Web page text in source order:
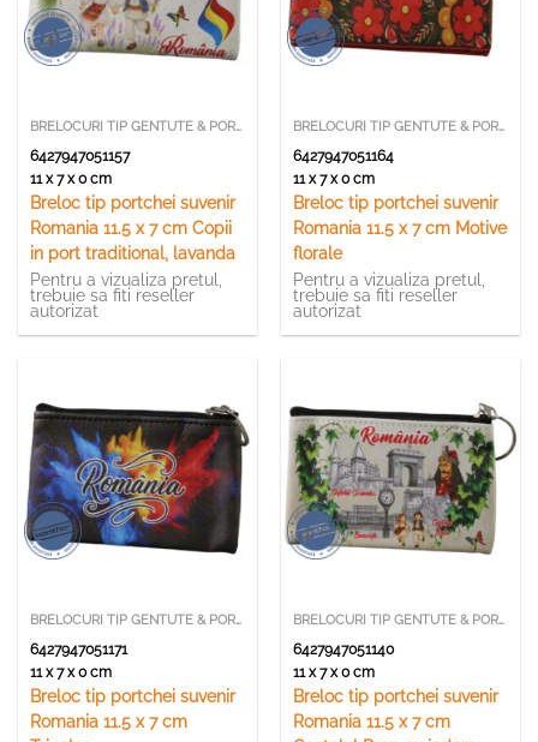
BRELOCURI TIP GENTUTE & PORTCHEI
6427947051157
11 x 7 x 0 cm
Breloc tip portchei suvenir
Romania 11.5 x 7 cm Copii
in port traditional, lavanda
Pentru a vizualiza pretul,
trebuie sa fiti reseller
autorizat
BRELOCURI TIP GENTUTE & PORTCHEI
6427947051164
11 x 7 x 0 cm
Breloc tip portchei suvenir
Romania 11.5 x 7 cm Motive
florale
Pentru a vizualiza pretul,
trebuie sa fiti reseller
autorizat
BRELOCURI TIP GENTUTE & PORTCHEI
6427947051171
11 x 7 x 0 cm
Breloc tip portchei suvenir
Romania 11.5 x 7 cm
BRELOCURI TIP GENTUTE & PORTCHEI
6427947051140
11 x 7 x 0 cm
Breloc tip portchei suvenir
Romania 11.5 x 7 cm